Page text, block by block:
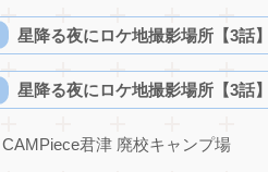
星降る夜にロケ地撮影場所【3話
星降る夜にロケ地撮影場所【3話
CAMPiece君津 廃校キャンプ場